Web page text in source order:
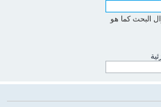
البحث كما هو